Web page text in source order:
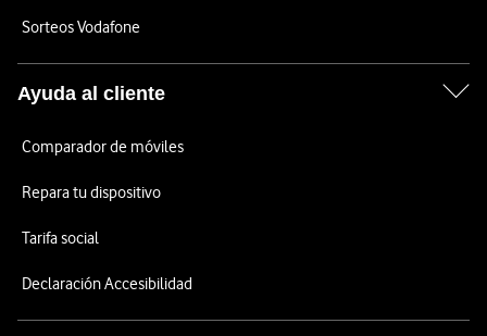
Sorteos Vodafone
Ayuda al cliente
Comparador de móviles
Repara tu dispositivo
Tarifa social
Declaración Accesibilidad